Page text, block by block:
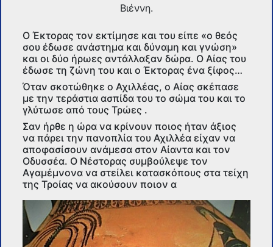
Βιέννη.
Ο Έκτορας τον εκτίμησε και του είπε «ο θεός
σου έδωσε ανάστημα και δύναμη και γνώση»
και οι δύο ήρωες αντάλλαξαν δώρα. Ο Αίας του
έδωσε τη ζώνη του και ο Έκτορας ένα ξίφος…
Όταν σκοτώθηκε ο Αχιλλέας, ο Αίας σκέπασε
με την τεράστια ασπίδα του το σώμα του και το
γλύτωσε από τους Τρώες .
Σαν ήρθε η ώρα να κρίνουν ποιος ήταν άξιος
να πάρει την πανοπλία του Αχιλλέα είχαν να
αποφασίσουν ανάμεσα στον Αίαντα και τον
Οδυσσέα. Ο Νέστορας συμβούλεψε τον
Αγαμέμνονα να στείλει κατασκόπους στα τείχη
της Τροίας να ακούσουν ποιον α